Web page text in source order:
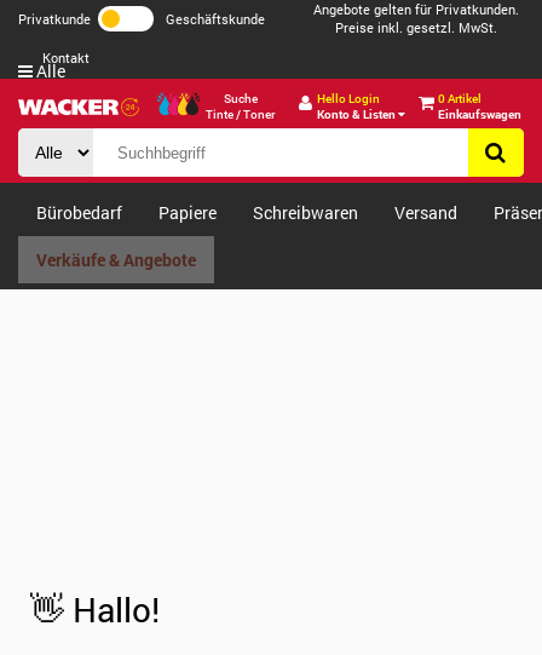
Privatkunde Geschäftskunde
Angebote gelten für Privatkunden.
Preise inkl. gesetzl. MwSt.
Kontakt
Suche
Tinte / Toner
Hello Login
Konto & Listen
0 Artikel
Einkaufswagen
Alle
Bürobedarf Papiere Schreibwaren Versand
Verkäufe & Angebote
👋 Hallo!